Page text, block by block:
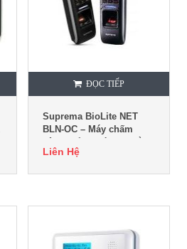
ĐỌC TIẾP
Suprema BioLite NET
BLN-OC – Máy chấm
vân tay, thẻ
Liên Hệ